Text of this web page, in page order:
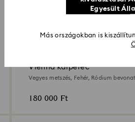
2 Színben
Vienna karperec
Vegyes metszés, Fehér, Ródium
180 000 Ft
Egyesült
Más országokban is